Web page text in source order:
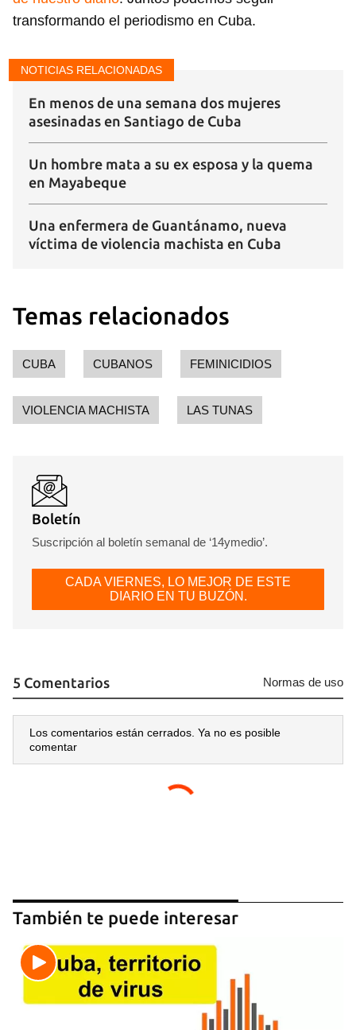
Guardar como favorito
Para poder guardar como favorito, primero has de
iniciar sesión con tu cuenta de 14ymedio.
INICIAR SESIÓN CANCELAR
transformando el periodismo en Cuba.
NOTICIAS RELACIONADAS
En menos de una semana dos mujeres
asesinadas en Santiago de Cuba
Un hombre mata a su ex esposa y la quema
en Mayabeque
Una enfermera de Guantánamo, nueva
víctima de violencia machista en Cuba
Temas relacionados
CUBA CUBANOS FEMINICIDIOS
VIOLENCIA MACHISTA LAS TUNAS
Boletín
Suscripción al boletín semanal de ‘14ymedio’.
CADA VIERNES, LO MEJOR DE ESTE
DIARIO EN TU BUZÓN.
5 Comentarios Normas de uso
Los comentarios están cerrados. Ya no es posible
comentar
También te puede interesar